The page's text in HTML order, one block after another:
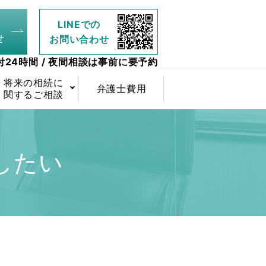
将来の相続に
関するご相談
弁護士費用
LINEでの
お問い合わせ
24時間 / 夜間相談は事前に要予約
たい